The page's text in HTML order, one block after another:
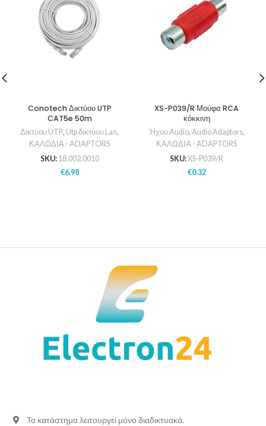
Conotech Δικτύου UTP
CAT5e 50m
Δικτύου UTP, Utp δικτύου Lan,
ΚΑΛΩΔΙΑ - ADAPTORS
SKU: 18.002.0010
€6.98
XS-P039/R Μούφα RCA
κόκκινη
Ήχου Audio, Audio Adaptors,
ΚΑΛΩΔΙΑ - ADAPTORS
SKU:XS-P039/R
€0.32
Το κατάστημα λειτουργεί μόνο διαδικτυακά.